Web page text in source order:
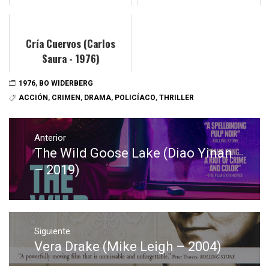
Cría Cuervos (Carlos
Saura - 1976)
1976, BO WIDERBERG
ACCIÓN, CRIMEN, DRAMA, POLICÍACO, THRILLER
Navegación
entradas
Anterior
Entrada
anterior:
The Wild Goose Lake (Diao Yinan
– 2019)
Siguiente
Entrada
siguiente:
Vera Drake (Mike Leigh – 2004)